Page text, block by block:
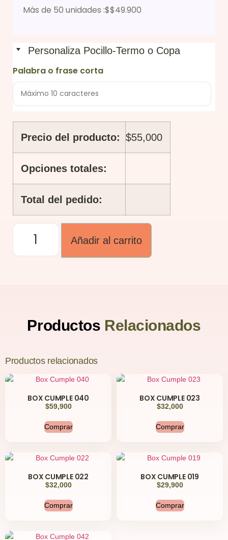
Más de 50 unidades :$$49.900
Personaliza Pocillo-Termo o Copa
Palabra o frase corta
Precio del producto: $55,000
Opciones totales:
Total del pedido:
Añadir al carrito
Productos Relacionados
Productos relacionados
BOX CUMPLE 040
$59,900
Comprar
BOX CUMPLE 023
$32,000
Comprar
BOX CUMPLE 022
$32,000
Comprar
BOX CUMPLE 019
$29,900
Comprar